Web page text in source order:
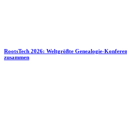
RootsTech 2026: Weltgrößte Genealogie-
zusammen